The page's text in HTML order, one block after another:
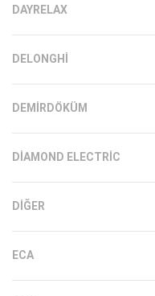
DAYRELAX
DELONGHI
DEMIRDÖKÜM
DIAMOND ELECTRIC
DIĞER
ECA